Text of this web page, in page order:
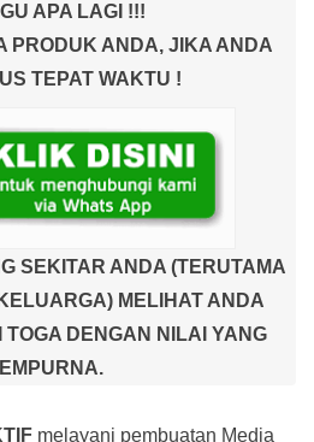
APA LAGI !!!
PRODUK ANDA, JIKA ANDA
TEPAT WAKTU !
SEKITAR ANDA (TERUTAMA
MELIHAT ANDA
DENGAN NILAI YANG
melayani pembuatan Media